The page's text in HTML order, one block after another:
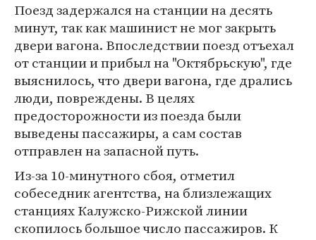
Поезд задержался на станции на десять
минут, так как машинист не мог закрыть
двери вагона. Впоследствии поезд отъехал
от станции и прибыл на "Октябрьскую", где
выяснилось, что двери вагона, где дрались
люди, повреждены. В целях
предосторожности из поезда были
выведены пассажиры, а сам состав
отправлен на запасной путь.
Из-за 10-минутного сбоя, отметил
собеседник агентства, на близлежащих
станциях Калужско-Рижской линии
скопилось большое число пассажиров. К